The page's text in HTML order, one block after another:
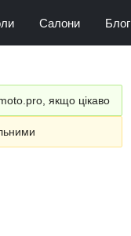
Салони Блог
якщо цікаво